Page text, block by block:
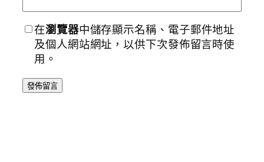
在瀏覽器中儲存顯示名稱、電子郵件地址
及個人網站網址，以供下次發佈留言時使
用。